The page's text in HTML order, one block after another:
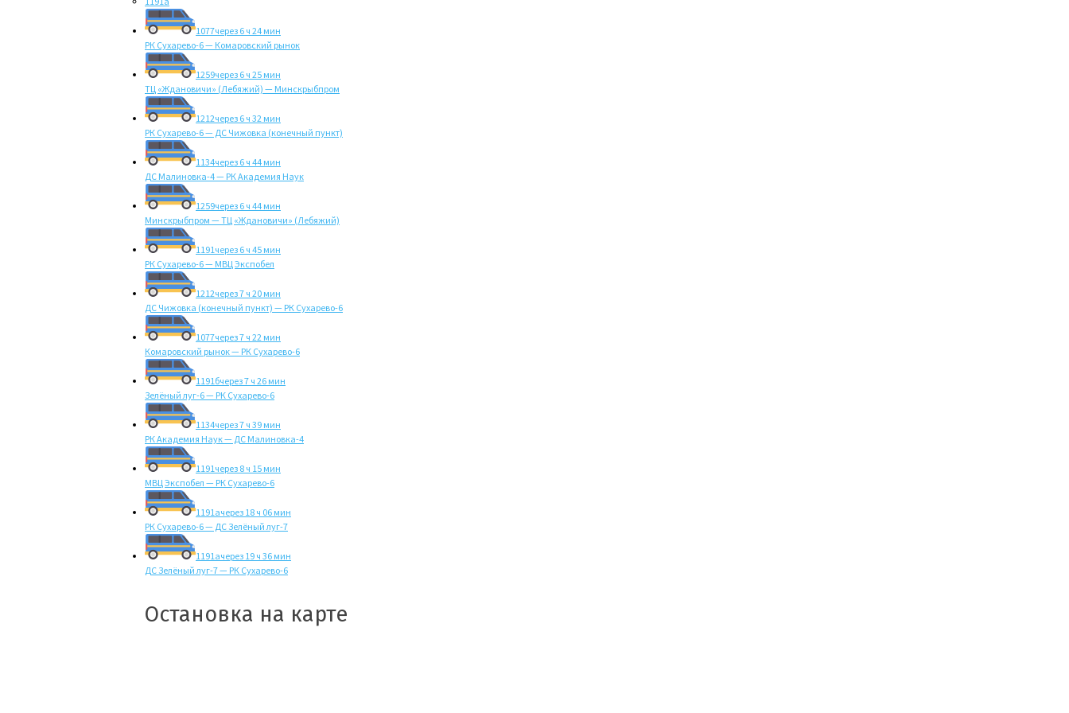
1077через 6 ч 24 мин
РК Сухарево-6 — Комаровский рынок
1259через 6 ч 25 мин
ТЦ «Ждановичи» (Лебяжий) — Минскрыбпром
1212через 6 ч 32 мин
РК Сухарево-6 — ДС Чижовка (конечный пункт)
1134через 6 ч 44 мин
ДС Малиновка-4 — РК Академия Наук
1259через 6 ч 44 мин
Минскрыбпром — ТЦ «Ждановичи» (Лебяжий)
1191через 6 ч 45 мин
РК Сухарево-6 — МВЦ Экспобел
1212через 7 ч 20 мин
ДС Чижовка (конечный пункт) — РК Сухарево-6
1077через 7 ч 22 мин
Комаровский рынок — РК Сухарево-6
1191бчерез 7 ч 26 мин
Зелёный луг-6 — РК Сухарево-6
1134через 7 ч 39 мин
РК Академия Наук — ДС Малиновка-4
1191через 8 ч 15 мин
МВЦ Экспобел — РК Сухарево-6
1191ачерез 18 ч 06 мин
РК Сухарево-6 — ДС Зелёный луг-7
1191ачерез 19 ч 36 мин
ДС Зелёный луг-7 — РК Сухарево-6
Остановка на карте